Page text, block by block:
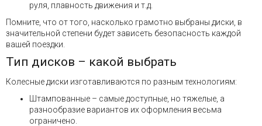
руля, плавность движения и т.д.
Помните, что от того, насколько грамотно выбраны диски, в
значительной степени будет зависеть безопасность каждой
вашей поездки.
Тип дисков – какой выбрать
Колесные диски изготавливаются по разным технологиям:
Штампованные – самые доступные, но тяжелые, а
разнообразие вариантов их оформления весьма
ограничено.